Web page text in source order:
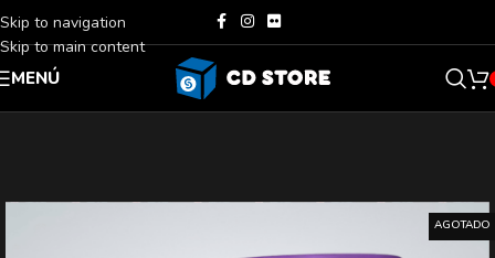
Skip to navigation
Skip to main content
MENÚ
AGOTADO